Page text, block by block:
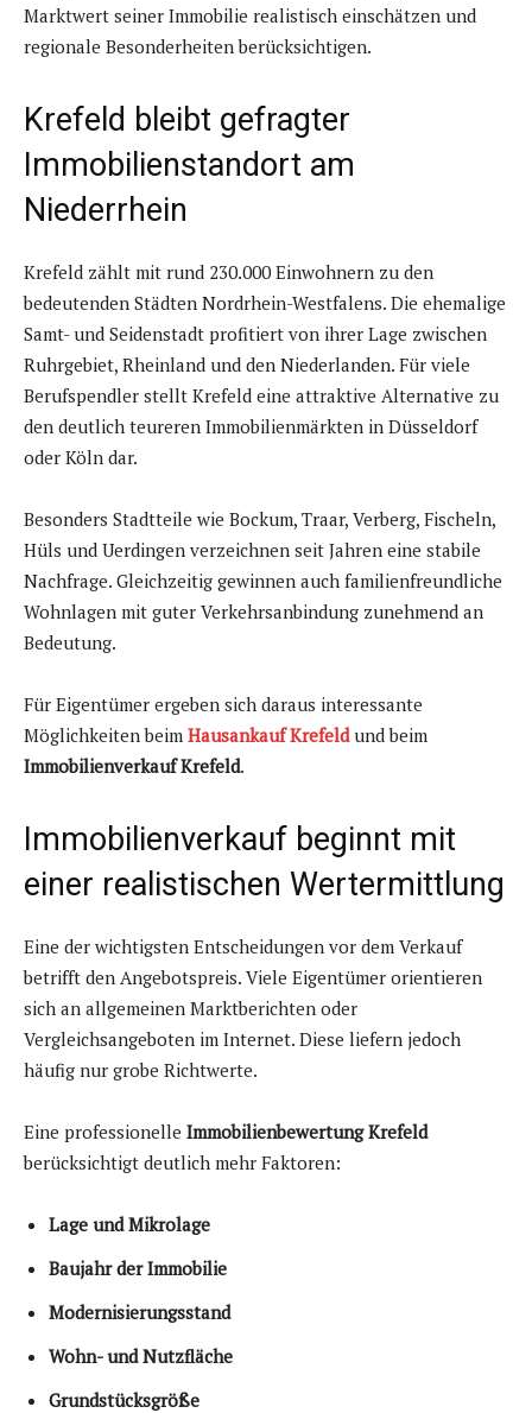
Marktwert seiner Immobilie realistisch einschätzen und
regionale Besonderheiten berücksichtigen.
Krefeld bleibt gefragter
Immobilienstandort am
Niederrhein
Krefeld zählt mit rund 230.000 Einwohnern zu den
bedeutenden Städten Nordrhein-Westfalens. Die ehemalige
Samt- und Seidenstadt profitiert von ihrer Lage zwischen
Ruhrgebiet, Rheinland und den Niederlanden. Für viele
Berufspendler stellt Krefeld eine attraktive Alternative zu
den deutlich teureren Immobilienmärkten in Düsseldorf
oder Köln dar.
Besonders Stadtteile wie Bockum, Traar, Verberg, Fischeln,
Hüls und Uerdingen verzeichnen seit Jahren eine stabile
Nachfrage. Gleichzeitig gewinnen auch familienfreundliche
Wohnlagen mit guter Verkehrsanbindung zunehmend an
Bedeutung.
Für Eigentümer ergeben sich daraus interessante
Möglichkeiten beim Hausankauf Krefeld und beim
Immobilienverkauf Krefeld.
Immobilienverkauf beginnt mit
einer realistischen Wertermittlung
Eine der wichtigsten Entscheidungen vor dem Verkauf
betrifft den Angebotspreis. Viele Eigentümer orientieren
sich an allgemeinen Marktberichten oder
Vergleichsangeboten im Internet. Diese liefern jedoch
häufig nur grobe Richtwerte.
Eine professionelle Immobilienbewertung Krefeld
berücksichtigt deutlich mehr Faktoren:
Lage und Mikrolage
Baujahr der Immobilie
Modernisierungsstand
Wohn- und Nutzfläche
Grundstücksgröße